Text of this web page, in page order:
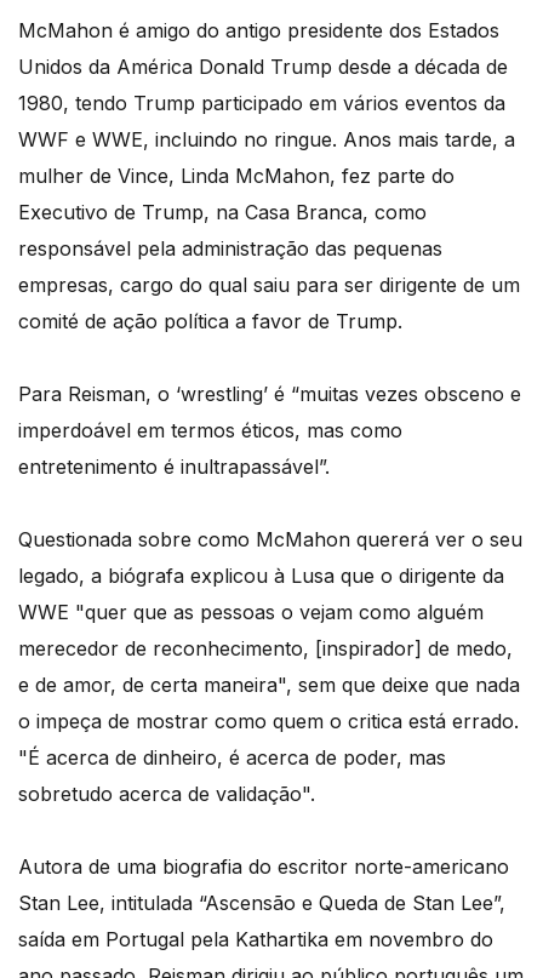
McMahon é amigo do antigo presidente dos Estados
Unidos da América Donald Trump desde a década de
1980, tendo Trump participado em vários eventos da
WWF e WWE, incluindo no ringue. Anos mais tarde, a
mulher de Vince, Linda McMahon, fez parte do
Executivo de Trump, na Casa Branca, como
responsável pela administração das pequenas
empresas, cargo do qual saiu para ser dirigente de um
comité de ação política a favor de Trump.
Para Reisman, o ‘wrestling’ é “muitas vezes obsceno e
imperdoável em termos éticos, mas como
entretenimento é inultrapassável”.
Questionada sobre como McMahon quererá ver o seu
legado, a biógrafa explicou à Lusa que o dirigente da
WWE "quer que as pessoas o vejam como alguém
merecedor de reconhecimento, [inspirador] de medo,
e de amor, de certa maneira", sem que deixe que nada
o impeça de mostrar como quem o critica está errado.
"É acerca de dinheiro, é acerca de poder, mas
sobretudo acerca de validação".
Autora de uma biografia do escritor norte-americano
Stan Lee, intitulada “Ascensão e Queda de Stan Lee”,
saída em Portugal pela Kathartika em novembro do